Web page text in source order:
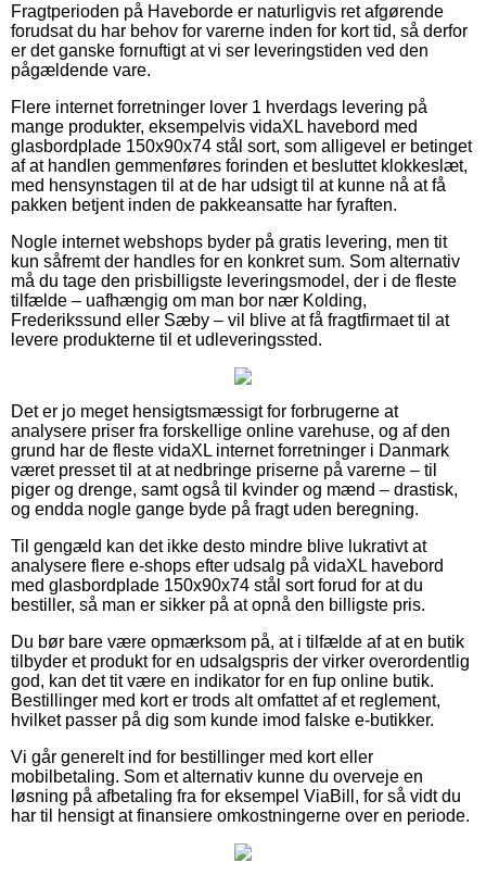
Fragtperioden på Haveborde er naturligvis ret afgørende
forudsat du har behov for varerne inden for kort tid, så derfor
er det ganske fornuftigt at vi ser leveringstiden ved den
pågældende vare.
Flere internet forretninger lover 1 hverdags levering på
mange produkter, eksempelvis vidaXL havebord med
glasbordplade 150x90x74 stål sort, som alligevel er betinget
af at handlen gemmenføres forinden et besluttet klokkeslæt,
med hensynstagen til at de har udsigt til at kunne nå at få
pakken betjent inden de pakkeansatte har fyraften.
Nogle internet webshops byder på gratis levering, men tit
kun såfremt der handles for en konkret sum. Som alternativ
må du tage den prisbilligste leveringsmodel, der i de fleste
tilfælde – uafhængig om man bor nær Kolding,
Frederikssund eller Sæby – vil blive at få fragtfirmaet til at
levere produkterne til et udleveringssted.
Det er jo meget hensigtsmæssigt for forbrugerne at
analysere priser fra forskellige online varehuse, og af den
grund har de fleste vidaXL internet forretninger i Danmark
været presset til at at nedbringe priserne på varerne – til
piger og drenge, samt også til kvinder og mænd – drastisk,
og endda nogle gange byde på fragt uden beregning.
Til gengæld kan det ikke desto mindre blive lukrativt at
analysere flere e-shops efter udsalg på vidaXL havebord
med glasbordplade 150x90x74 stål sort forud for at du
bestiller, så man er sikker på at opnå den billigste pris.
Du bør bare være opmærksom på, at i tilfælde af at en butik
tilbyder et produkt for en udsalgspris der virker overordentlig
god, kan det tit være en indikator for en fup online butik.
Bestillinger med kort er trods alt omfattet af et reglement,
hvilket passer på dig som kunde imod falske e-butikker.
Vi går generelt ind for bestillinger med kort eller
mobilbetaling. Som et alternativ kunne du overveje en
løsning på afbetaling fra for eksempel ViaBill, for så vidt du
har til hensigt at finansiere omkostningerne over en periode.